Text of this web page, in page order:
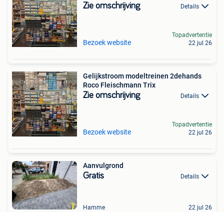
Zie omschrijving Details
Bezoek website
Topadvertentie
22 jul 26
Gelijkstroom modeltreinen 2dehands
Roco Fleischmann Trix
Zie omschrijving Details
Bezoek website
Topadvertentie
22 jul 26
Aanvulgrond
Gratis Details
Hamme 22 jul 26